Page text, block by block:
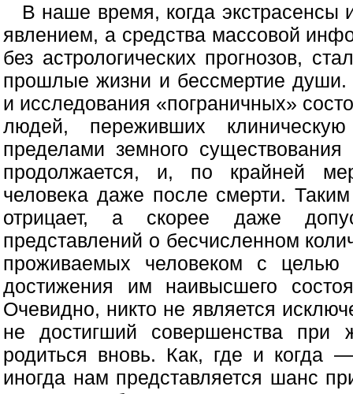
В наше время, когда
явлением, а средства массовой
без астрологических прогнозов,
прошлые жизни и бессмертие
и исследования «пограничных»
людей, переживших
пределами земного
продолжается, и, по крайней
человека даже после смерти.
отрицает, а скорее даже
представлений о бесчисленном
проживаемых человеком с целью
достижения им наивысшего
Очевидно, никто не является
не достигший совершенства при
родиться вновь. Как, где и когда
иногда нам представляется шанс